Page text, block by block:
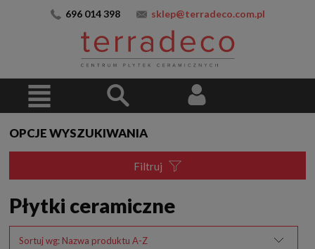
696 014 398 sklep@terradeco.com.pl
OPCJE WYSZUKIWANIA
Filtruj
Płytki ceramiczne
Sortuj wg: Nazwa produktu A-Z